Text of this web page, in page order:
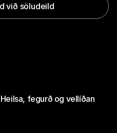
við söludeild
Heilsa, fegurð og vellíðan